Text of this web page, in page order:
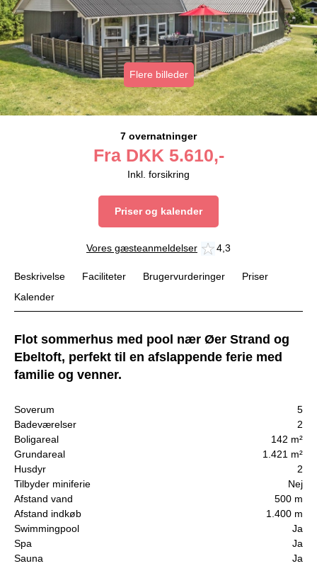
Flere billeder
7 overnatninger
Fra DKK 5.610,-
Inkl. forsikring
Priser og kalender
Vores gæsteanmeldelser 4,3
Beskrivelse Faciliteter Brugervurderinger
Priser
Kalender
Flot sommerhus med pool nær Øer Strand og
Ebeltoft, perfekt til en afslappende ferie med
familie og venner.
Soverum
5
Badeværelser
2
Boligareal
142 m²
Grundareal
1.421 m²
Husdyr
2
Tilbyder miniferie
Nej
Afstand vand
500 m
Afstand indkøb
1.400 m
Swimmingpool
Ja
Spa
Ja
Sauna
Ja